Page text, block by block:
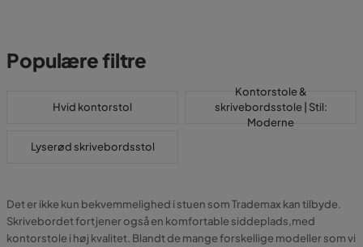
Populære filtre
Hvid kontorstol
Kontorstole &
skrivebordsstole | Stil:
Moderne
Lyserød skrivebordsstol
Det er ikke kun bekvemmelighed i stuen som Trademax kan tilbyde.
Skrivebordet fortjener også en komfortable siddeplads,med
kontorstole i høj kvalitet. Blandt de mange forskellige modeller som vi